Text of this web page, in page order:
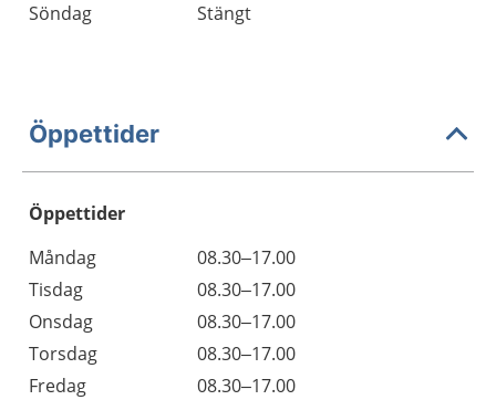
Söndag
Stängt
Öppettider
Öppettider
Dag
Öppettider
Kommentarer
Måndag
08.30–17.00
Tisdag
08.30–17.00
Onsdag
08.30–17.00
Torsdag
08.30–17.00
Fredag
08.30–17.00